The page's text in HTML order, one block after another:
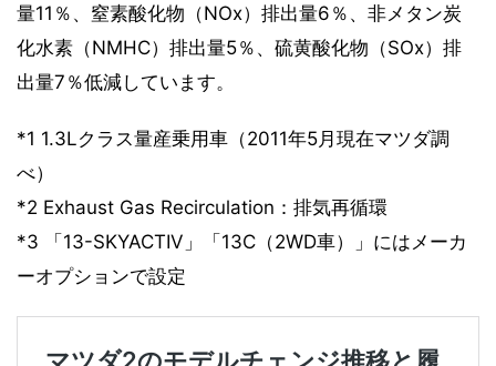
量11％、窒素酸化物（NOx）排出量6％、非メタン炭
化水素（NMHC）排出量5％、硫黄酸化物（SOx）排
出量7％低減しています。
*1 1.3Lクラス量産乗用車（2011年5月現在マツダ調
べ）
*2 Exhaust Gas Recirculation：排気再循環
*3 「13-SKYACTIV」「13C（2WD車）」にはメーカ
ーオプションで設定